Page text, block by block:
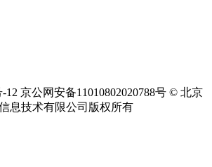
12 京公网安备11010802020788号 © 北京
息技术有限公司版权所有